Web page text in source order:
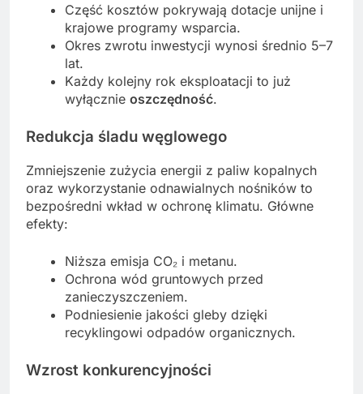
Część kosztów pokrywają dotacje unijne i
krajowe programy wsparcia.
Okres zwrotu inwestycji wynosi średnio 5–7
lat.
Każdy kolejny rok eksploatacji to już
wyłącznie oszczędność.
Redukcja śladu węglowego
Zmniejszenie zużycia energii z paliw kopalnych
oraz wykorzystanie odnawialnych nośników to
bezpośredni wkład w ochronę klimatu. Główne
efekty:
Niższa emisja CO₂ i metanu.
Ochrona wód gruntowych przed
zanieczyszczeniem.
Podniesienie jakości gleby dzięki
recyklingowi odpadów organicznych.
Wzrost konkurencyjności